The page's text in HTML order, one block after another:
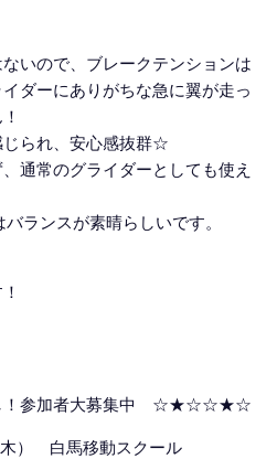
いので、ブレークテンションは
ダーにありがちな急に翼が走っ
じられ、安心感抜群☆
通常のグライダーとしても使え
ランスが素晴らしいです。
！参加者大募集中 ☆★☆☆★☆
木） 白馬移動スクール